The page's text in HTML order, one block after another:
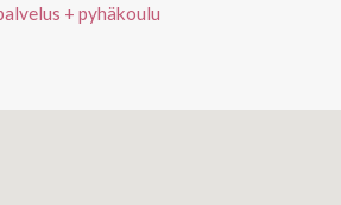
+ pyhäkoulu